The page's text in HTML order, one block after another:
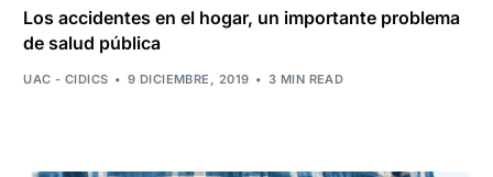
Los accidentes en el hogar, un importante problema
de salud pública
UAC - CIDICS 9 DICIEMBRE, 2019 3 MIN READ